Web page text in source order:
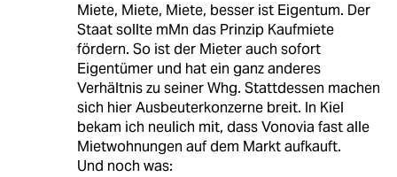
Miete, Miete, Miete, besser ist Eigentum. Der
Staat sollte mMn das Prinzip Kaufmiete
fördern. So ist der Mieter auch sofort
Eigentümer und hat ein ganz anderes
Verhältnis zu seiner Whg. Stattdessen machen
sich hier Ausbeuterkonzerne breit. In Kiel
bekam ich neulich mit, dass Vonovia fast alle
Mietwohnungen auf dem Markt aufkauft.
Und noch was: